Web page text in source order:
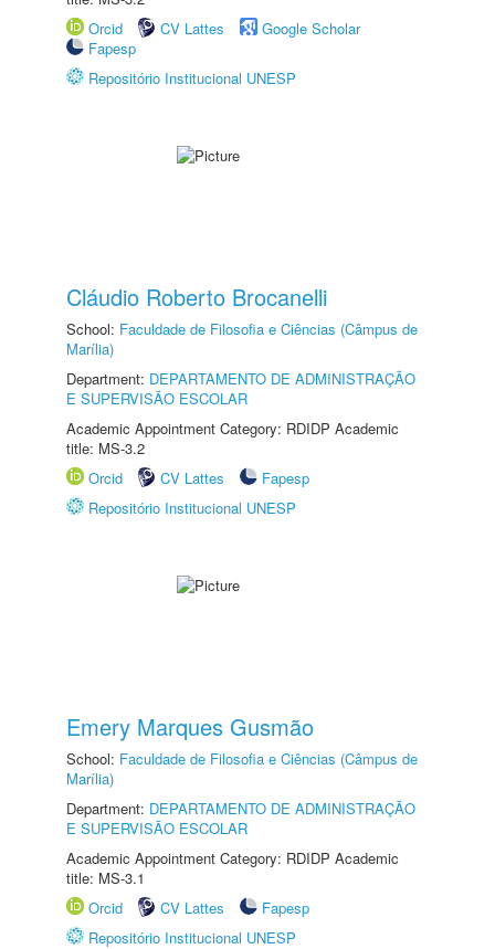
Orcid
CV Lattes
Google Scholar
Fapesp
Repositório Institucional UNESP
Cláudio Roberto Brocanelli
School: Faculdade de Filosofia e Ciências (Câmpus de
Marília)
Department: DEPARTAMENTO DE ADMINISTRAÇÃO
E SUPERVISÃO ESCOLAR
Academic Appointment Category: RDIDP Academic
title: MS-3.2
Orcid
CV Lattes
Fapesp
Repositório Institucional UNESP
Emery Marques Gusmão
School: Faculdade de Filosofia e Ciências (Câmpus de
Marília)
Department: DEPARTAMENTO DE ADMINISTRAÇÃO
E SUPERVISÃO ESCOLAR
Academic Appointment Category: RDIDP Academic
title: MS-3.1
Orcid
CV Lattes
Fapesp
Repositório Institucional UNESP